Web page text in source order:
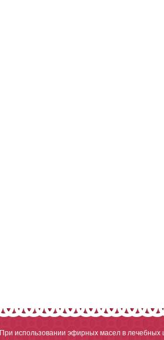
При использовании эфирных масел в лечебных